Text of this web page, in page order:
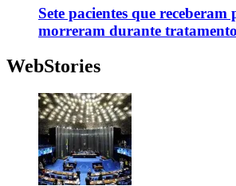
Sete pacientes que
morreram durante tratamento
WebStories